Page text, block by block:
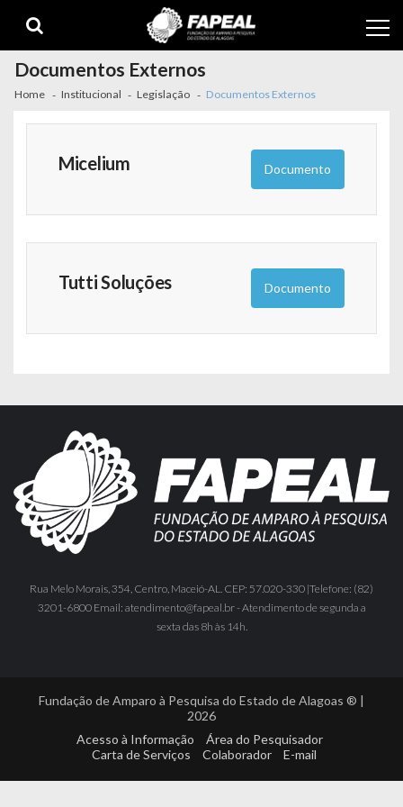
navigation
content
Documentos Externos
Home Institucional Legislação Documentos Externos
Micelium Documento
Tutti Soluções Documento
Rua Melo Morais, 354, Centro, Maceió-AL. CEP: 57.020-330 |Telefone: (82)
3201-6800 Email: atendimento@fapeal.br - Atendimento de segunda a
sexta das 8h às 14h.
Fundação de Amparo à Pesquisa do Estado de Alagoas ® |
2026
Acesso à Informação
Área do Pesquisador
Carta de Serviços
Colaborador E-mail